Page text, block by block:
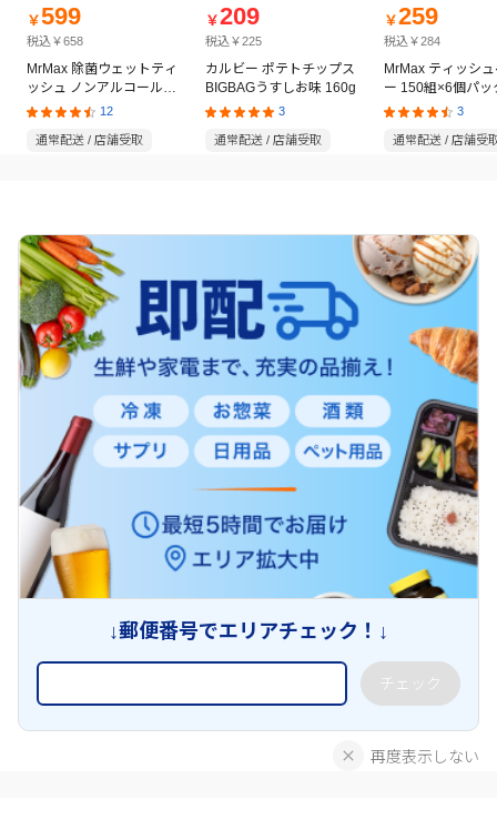
￥599
税込￥658
MrMax 除菌ウェットティ
ッシュ ノンアルコールタ
イプ 60枚×8個パック
12
通常配送 / 店舗受取
￥209
税込￥225
カルビー ポテトチップス
BIGBAGうすしお味 160g
3
通常配送 / 店舗受取
￥259
税込￥284
MrMax ティッシ
ー 150組×6個パッ
3
通常配送 / 店舗受
↓郵便番号でエリアチェック！↓
チェック
再度表示しない